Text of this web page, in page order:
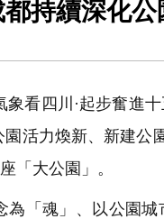
人鼓舞 太古中期多
加徵關稅
方向發力「十五五」
看四川·起步奮進
活力煥新、新建公
「大公園」。
「魂」、以公園